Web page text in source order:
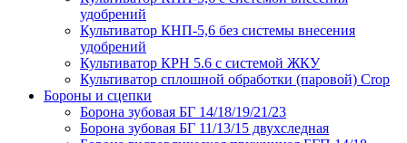
удобрений
Культиватор КНП-5,6 без системы внесения
удобрений
Культиватор КРН 5.6 с системой ЖКУ
Культиватор сплошной обработки (паровой) Crop
Бороны и сцепки
Борона зубовая БГ 14/18/19/21/23
Борона зубовая БГ 11/13/15 двухследная